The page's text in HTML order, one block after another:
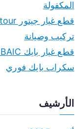
المكفولة
تركيب وصيانة
سكراب بايك فوري
الأرشيف